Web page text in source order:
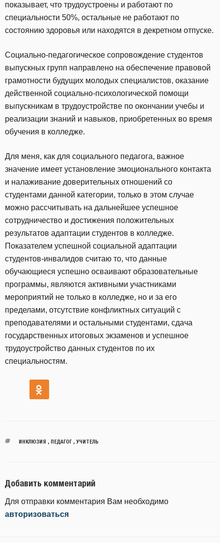
показывает, что трудоустроены и работают по
специальности 50%, остальные не работают по
состоянию здоровья или находятся в декретном отпуске.
Социально-педагогическое сопровождение студентов
выпускных групп направлено на обеспечение правовой
грамотности будущих молодых специалистов, оказание
действенной социально-психологической помощи
выпускникам в трудоустройстве по окончании учебы и
реализации знаний и навыков, приобретенных во время
обучения в колледже.
Для меня, как для социального педагога, важное
значение имеет установление эмоционального контакта
и налаживание доверительных отношений со
студентами данной категории, только в этом случае
можно рассчитывать на дальнейшее успешное
сотрудничество и достижения положительных
результатов адаптации студентов в колледже.
Показателем успешной социальной адаптации
студентов-инвалидов считаю то, что данные
обучающиеся успешно осваивают образовательные
программы, являются активными участниками
мероприятий не только в колледже, но и за его
пределами, отсутствие конфликтных ситуаций с
преподавателями и остальными студентами, сдача
государственных итоговых экзаменов и успешное
трудоустройство данных студентов по их
специальностям.
ИНКЛЮЗИЯ , ПЕДАГОГ, УЧИТЕЛЬ
Добавить комментарий
Для отправки комментария Вам необходимо
авторизоваться